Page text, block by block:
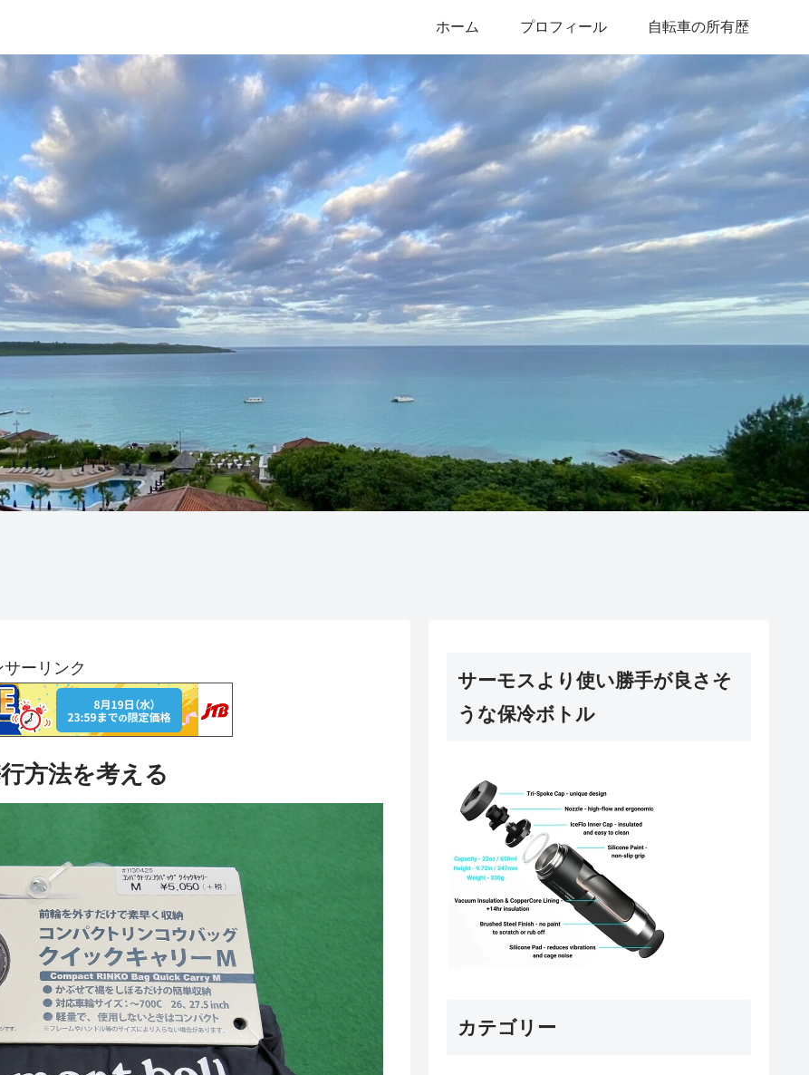
ホーム プロフィール 自転車の所有歴
サーリンク
方法を考える
サーモスより使い勝手が良さそ
うな保冷ボトル
カテゴリー